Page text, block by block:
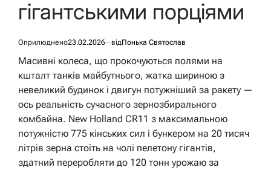
гігантськими порціями
Оприлюднено23.02.2026 відПонька Святослав
Масивні колеса, що прокочуються полями на
кшталт танків майбутнього, жатка шириною з
невеликий будинок і двигун потужніший за ракету —
ось реальність сучасного зернозбирального
комбайна. New Holland CR11 з максимальною
потужністю 775 кінських сил і бункером на 20 тисяч
літрів зерна стоїть на чолі пелетону гігантів,
здатний переробляти до 120 тонн урожаю за